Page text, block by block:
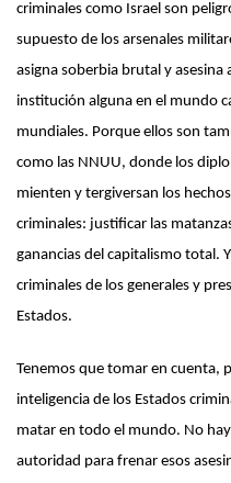
criminales como Israel son
supuesto de los arsenales
asigna soberbia brutal y
institución alguna en el mundo
mundiales. Porque ellos son
como las NNUU, donde los
mienten y tergiversan los
criminales: justificar las
ganancias del capitalismo total.
criminales de los generales y
Estados.
Tenemos que tomar en cuenta,
inteligencia de los Estados
matar en todo el mundo. No
autoridad para frenar esos